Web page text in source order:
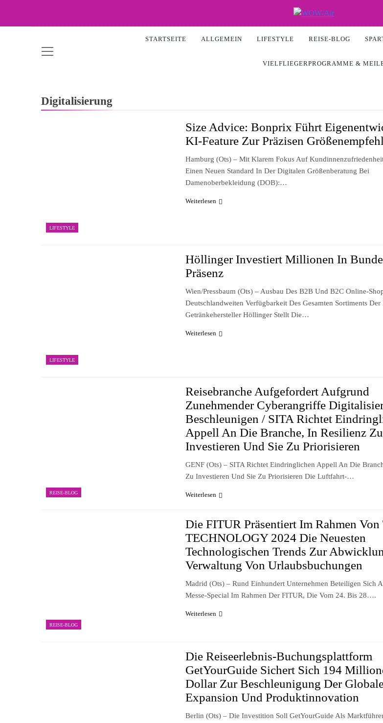
content
WOW-Air
STARTSEITE ALLGEMEIN LIFESTYLE REISE-BLOG
VIELFLIEGERPROGRAMME &
Digitalisierung
LIFESTYLE
Size Advice: Bonprix Führt
KI-Feature Zur Präzisen
Hamburg (ots) – Mit Klarem Fokus Auf
Einen Neuen Standard In Der Digitalen Größenberatung Bei
Damenoberbekleidung (DOB):…
Weiterlesen
LIFESTYLE
Höllinger Investiert Millionen In
Präsenz
Wien/Pressbaum (ots) – Ausbau Des B2B Und B2C Online-
Deutschlandweiten Verfügbarkeit Des Gesamten Sortiments
Getränkehersteller Höllinger Stellt Die…
Weiterlesen
REISE-BLOG
Reisebranche Aufgefordert Aufgrund
Zunehmender Cyberangriffe
Beschleunigen / SITA Richtet
Appell An Die Branche, In Resilienz Zu
Investieren Und Sie Zu Priorisieren
GENF (ots) – SITA Richtet Eindringlichen Appell An Die
Zu Investieren Und Sie Zu Priorisieren Die Luftfahrt-…
Weiterlesen
REISE-BLOG
Die FITUR Präsentiert Im Rahmen
TECHNOLOGY 2024 Die Neuesten
Technologischen Trends Zur
Verwaltung Von Urlaubsbuchungen
Madrid (ots) – Rund Einhundert Unternehmen Beteiligen Sich
Messe-Special Im Rahmen Der FITUR, Die Vom 24. Bis 28….
Weiterlesen
Die Reiseerlebnis-Buchungsplattform
GetYourGuide Sichert Sich 194
Dollar Zur Beschleunigung Der
Expansion Und Produktinnovation
Berlin (ots) – Die Investition Soll GetYourGuide Als